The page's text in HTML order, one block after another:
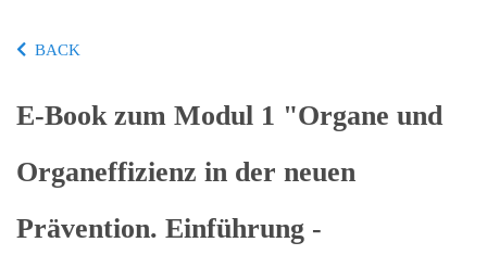
BACK
E-Book zum Modul 1 "Organe und
Organeffizienz in der neuen
Prävention. Einführung -